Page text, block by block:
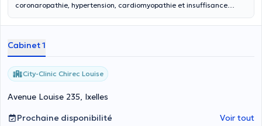
coronaropathie, hypertension, cardiomyopathie et insuffisance
certifié dans le domaine de l’insuffisance cardiaque aiguë et les
de Florence)
Cabinet 1
City-Clinic Chirec Louise
Avenue Louise 235, Ixelles
Prochaine disponibilité
Voir tout